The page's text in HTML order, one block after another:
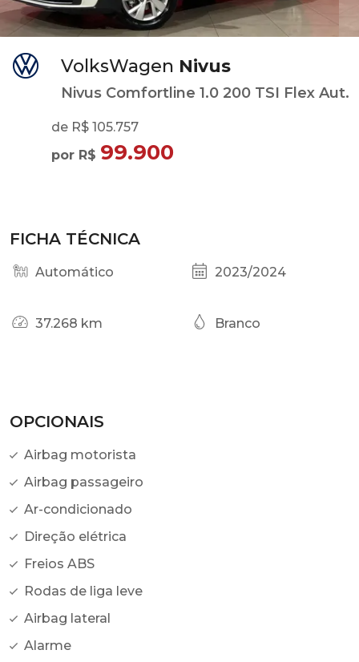
VolksWagen Nivus
Nivus Comfortline 1.0 200 TSI Flex Aut.
de R$ 105.757
por R$ 99.900
FICHA TÉCNICA
Automático 2023/2024
37.268 km Branco
OPCIONAIS
Airbag motorista
Airbag passageiro
Ar-condicionado
Direção elétrica
Freios ABS
Rodas de liga leve
Airbag lateral
Alarme